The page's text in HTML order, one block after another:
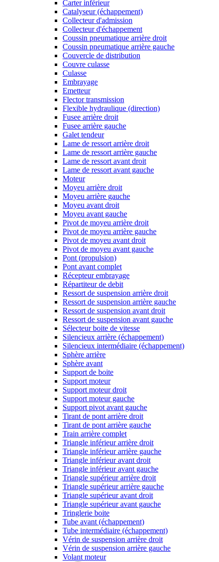
Carter inférieur
Catalyseur (échappement)
Collecteur d'admission
Collecteur d'échappement
Coussin pneumatique arrière droit
Coussin pneumatique arrière gauche
Couvercle de distribution
Couvre culasse
Culasse
Embrayage
Emetteur
Flector transmission
Flexible hydraulique (direction)
Fusee arrière droit
Fusee arrière gauche
Galet tendeur
Lame de ressort arrière droit
Lame de ressort arrière gauche
Lame de ressort avant droit
Lame de ressort avant gauche
Moteur
Moyeu arrière droit
Moyeu arrière gauche
Moyeu avant droit
Moyeu avant gauche
Pivot de moyeu arrière droit
Pivot de moyeu arrière gauche
Pivot de moyeu avant droit
Pivot de moyeu avant gauche
Pont (propulsion)
Pont avant complet
Récepteur embrayage
Répartiteur de debit
Ressort de suspension arrière droit
Ressort de suspension arrière gauche
Ressort de suspension avant droit
Ressort de suspension avant gauche
Sélecteur boite de vitesse
Silencieux arrière (échappement)
Silencieux intermédiaire (échappement)
Sphère arrière
Sphère avant
Support de boite
Support moteur
Support moteur droit
Support moteur gauche
Support pivot avant gauche
Tirant de pont arrière droit
Tirant de pont arrière gauche
Train arrière complet
Triangle inférieur arrière droit
Triangle inférieur arrière gauche
Triangle inférieur avant droit
Triangle inférieur avant gauche
Triangle supérieur arrière droit
Triangle supérieur arrière gauche
Triangle supérieur avant droit
Triangle supérieur avant gauche
Tringlerie boite
Tube avant (échappement)
Tube intermédiaire (échappement)
Vérin de suspension arrière droit
Vérin de suspension arrière gauche
Volant moteur